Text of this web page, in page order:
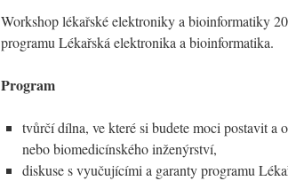
Workshop lékařské elektroniky a bioinformatiky
programu Lékařská elektronika a bioinformatika.
Program
tvůrčí dílna, ve které si budete moci postavit
nebo biomedicínského inženýrství,
diskuse s vyučujícími a garanty programu